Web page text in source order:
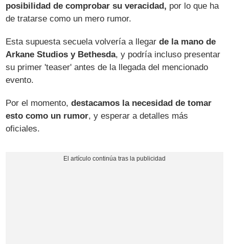
posibilidad de comprobar su veracidad, por lo que ha
de tratarse como un mero rumor.
Esta supuesta secuela volvería a llegarde la mano de
Arkane Studios y Bethesda, y podría incluso presentar
su primer 'teaser' antes de la llegada del mencionado
evento.
Por el momento,destacamos la necesidad de tomar
esto como un rumor, y esperar a detalles más
oficiales.